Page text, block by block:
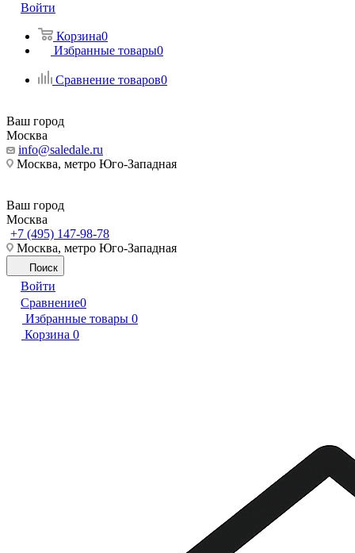
Войти
Корзина0
Избранные товары0
Сравнение товаров0
Ваш город
Москва
info@saledale.ru
Москва, метро Юго-Западная
Ваш город
Москва
+7 (495) 147-98-78
Москва, метро Юго-Западная
Поиск
Войти
Сравнение0
Избранные товары 0
Корзина 0